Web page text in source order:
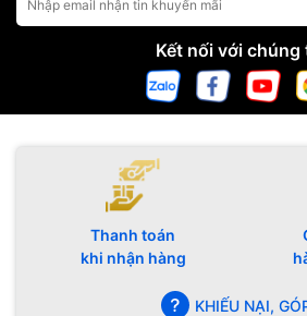
Kết nối với chúng
Thanh toán
khi nhận hàng
KHIẾU NẠI,